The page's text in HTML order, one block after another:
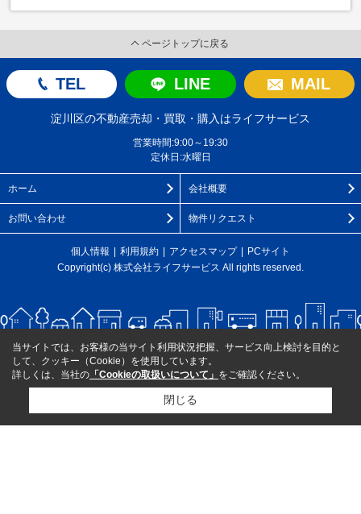
ページトップに戻る
TEL LINE MAIL
淀川区の不動産売却・買取・購入はライフサービス
営業時間:9:00～19:30
定休日:水曜日
ホーム 会社概要
お問い合わせ 物件リクエスト
個人情報 利用規約 アクセスマップ
PCサイト
Copyright(c) 株式会社ライフサービス All rights reserved.
当サイトでは、お客様の当サイト利用状況把握、サービス向上検討を目的と
して、クッキー（Cookie）を使用しています。
詳しくは、当社の 「Cookieの取扱いについて」 をご確認ください。
閉じる